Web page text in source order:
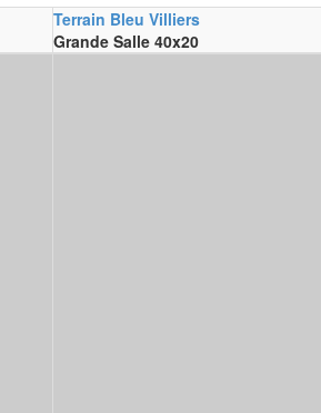
Terrain Bleu Villiers
Grande Salle 40x20